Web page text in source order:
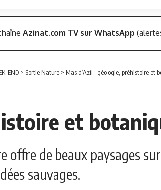
Azinat.com TV sur WhatsApp
END > Sortie Nature > Mas d’Azil : géologie, préhistoire et
et
de beaux paysages
sauvages.